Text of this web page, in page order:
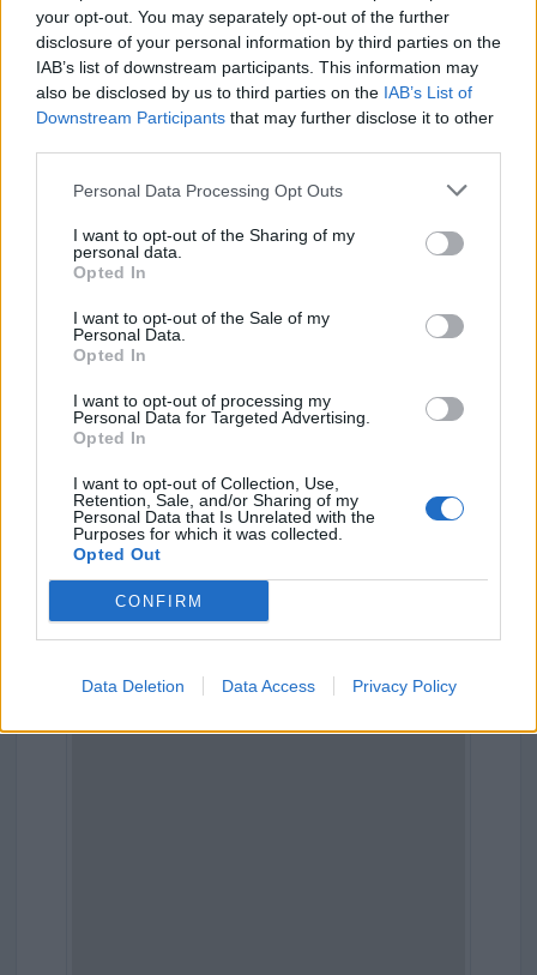
your opt-out. You may separately opt-out of the further
disclosure of your personal information by third parties on the
IAB’s list of downstream participants. This information may
also be disclosed by us to third parties on the IAB’s List of
Downstream Participants that may further disclose it to other
Personal Data Processing Opt Outs
I want to opt-out of the Sharing of my
personal data.
Opted In
I want to opt-out of the Sale of my
Personal Data.
Opted In
I want to opt-out of processing my
Personal Data for Targeted Advertising.
Opted In
I want to opt-out of Collection, Use,
Retention, Sale, and/or Sharing of my
Personal Data that Is Unrelated with the
Purposes for which it was collected.
Opted Out
CONFIRM
Data Deletion Data Access Privacy Policy
Confronto di settore
Il fatturato di Id Point Brescia Srl (1.348.176 euro) èin
linea con la
mediana delle aziende dello stesso settore in
imprese.
Elaborazione sui bilanci depositati (Registro Imprese). Mediana per
Dove si trova
Indirizzo:Via Ilaria Alpi 16, 25017
Comune: Lonato del Garda
Provincia:
Regione:Lombardia